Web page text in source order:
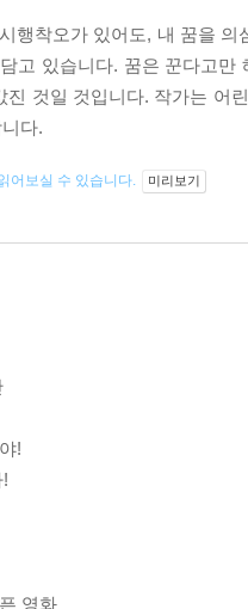
행착오가 있어도, 내 꿈을
고 있습니다. 꿈은 꾼다고
진 것일 것입니다. 작가는 어
다.
어보실 수 있습니다. 미리보기
!
영화